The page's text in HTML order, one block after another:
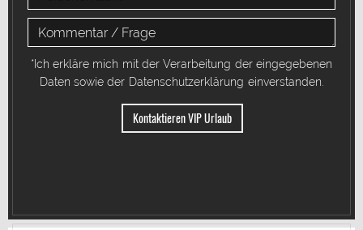
*Ich erkläre mich mit der Verarbeitung der eingegebenen
Daten sowie der Datenschutzerklärung einverstanden.